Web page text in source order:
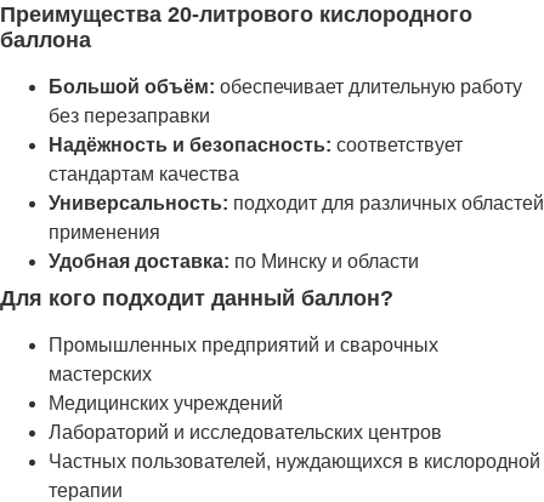
Преимущества 20-литрового кислородного
баллона
Большой объём: обеспечивает длительную работу
без перезаправки
Надёжность и безопасность: соответствует
стандартам качества
Универсальность: подходит для различных областей
применения
Удобная доставка: по Минску и области
Для кого подходит данный баллон?
Промышленных предприятий и сварочных
мастерских
Медицинских учреждений
Лабораторий и исследовательских центров
Частных пользователей, нуждающихся в кислородной
терапии